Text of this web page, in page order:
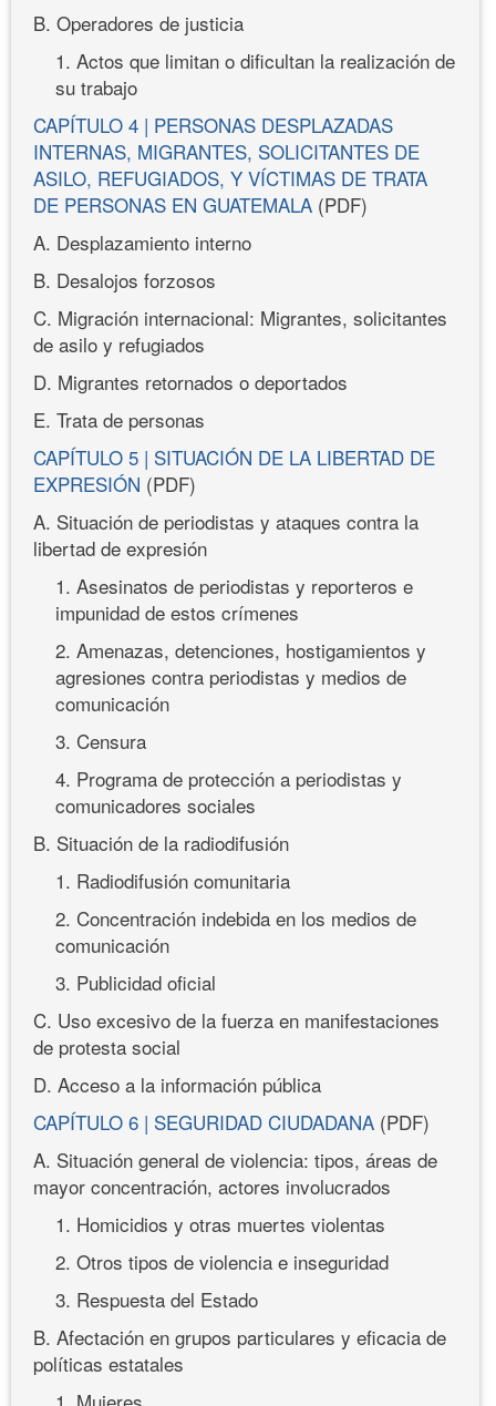
B. Operadores de justicia
1. Actos que limitan o dificultan la realización de
su trabajo
CAPÍTULO 4 | PERSONAS DESPLAZADAS
INTERNAS, MIGRANTES, SOLICITANTES DE
ASILO, REFUGIADOS, Y VÍCTIMAS DE TRATA
DE PERSONAS EN GUATEMALA (PDF)
A. Desplazamiento interno
B. Desalojos forzosos
C. Migración internacional: Migrantes, solicitantes
de asilo y refugiados
D. Migrantes retornados o deportados
E. Trata de personas
CAPÍTULO 5 | SITUACIÓN DE LA LIBERTAD DE
EXPRESIÓN (PDF)
A. Situación de periodistas y ataques contra la
libertad de expresión
1. Asesinatos de periodistas y reporteros e
impunidad de estos crímenes
2. Amenazas, detenciones, hostigamientos y
agresiones contra periodistas y medios de
comunicación
3. Censura
4. Programa de protección a periodistas y
comunicadores sociales
B. Situación de la radiodifusión
1. Radiodifusión comunitaria
2. Concentración indebida en los medios de
comunicación
3. Publicidad oficial
C. Uso excesivo de la fuerza en manifestaciones
de protesta social
D. Acceso a la información pública
CAPÍTULO 6 | SEGURIDAD CIUDADANA (PDF)
A. Situación general de violencia: tipos, áreas de
mayor concentración, actores involucrados
1. Homicidios y otras muertes violentas
2. Otros tipos de violencia e inseguridad
3. Respuesta del Estado
B. Afectación en grupos particulares y eficacia de
políticas estatales
1. Mujeres